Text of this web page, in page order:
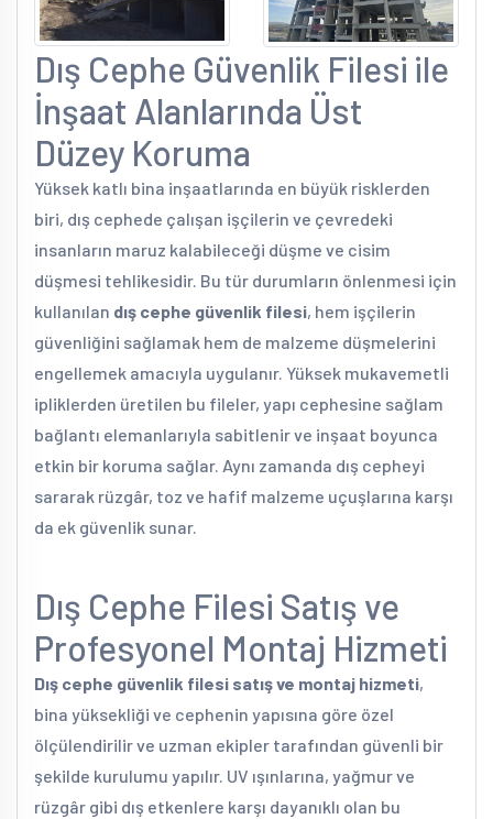
Dış Cephe Güvenlik Filesi ile
İnşaat Alanlarında Üst
Düzey Koruma
Yüksek katlı bina inşaatlarında en büyük risklerden
biri, dış cephede çalışan işçilerin ve çevredeki
insanların maruz kalabileceği düşme ve cisim
düşmesi tehlikesidir. Bu tür durumların önlenmesi için
kullanılan dış cephe güvenlik filesi, hem işçilerin
güvenliğini sağlamak hem de malzeme düşmelerini
engellemek amacıyla uygulanır. Yüksek mukavemetli
ipliklerden üretilen bu fileler, yapı cephesine sağlam
bağlantı elemanlarıyla sabitlenir ve inşaat boyunca
etkin bir koruma sağlar. Aynı zamanda dış cepheyi
sararak rüzgâr, toz ve hafif malzeme uçuşlarına karşı
da ek güvenlik sunar.
Dış Cephe Filesi Satış ve
Profesyonel Montaj Hizmeti
Dış cephe güvenlik filesi satış ve montaj hizmeti,
bina yüksekliği ve cephenin yapısına göre özel
ölçülendirilir ve uzman ekipler tarafından güvenli bir
şekilde kurulumu yapılır. UV ışınlarına, yağmur ve
rüzgâr gibi dış etkenlere karşı dayanıklı olan bu